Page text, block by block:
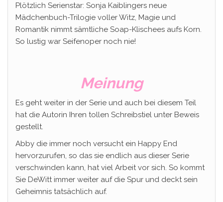
Plötzlich Serienstar: Sonja Kaiblingers neue
Mädchenbuch-Trilogie voller Witz, Magie und
Romantik nimmt sämtliche Soap-Klischees aufs Korn.
So lustig war Seifenoper noch nie!
Meinung
Es geht weiter in der Serie und auch bei diesem Teil
hat die Autorin Ihren tollen Schreibstiel unter Beweis
gestellt.
Abby die immer noch versucht ein Happy End
hervorzurufen, so das sie endlich aus dieser Serie
verschwinden kann, hat viel Arbeit vor sich. So kommt
Sie DeWitt immer weiter auf die Spur und deckt sein
Geheimnis tatsächlich auf.